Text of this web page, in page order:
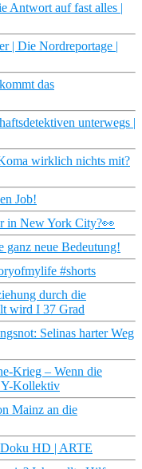
Antwort auf fast alles |
| Die Nordreportage |
das
unterwegs |
wirklich nichts mit?
Job!
in New York City?👀
ganz neue Bedeutung!
#shorts
durch die
wird I 37 Grad
Selinas harter Weg
Krieg – Wenn die
Y-Kollektiv
Mainz an die
HD | ARTE